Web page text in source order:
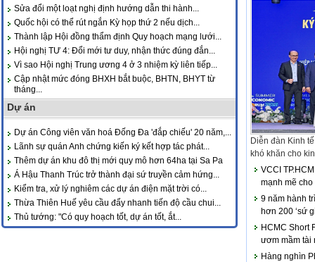
Sửa đổi một loạt nghị định hướng dẫn thi hành...
Quốc hội có thể rút ngắn Kỳ họp thứ 2 nếu dịch...
Thành lập Hội đồng thẩm định Quy hoạch mạng lưới...
Hội nghị TƯ 4: Đổi mới tư duy, nhận thức đúng đắn...
Vì sao Hội nghị Trung ương 4 ở 3 nhiệm kỳ liên tiếp...
Cập nhật mức đóng BHXH bắt buộc, BHTN, BHYT từ
tháng...
Dự án
Dự án Công viên văn hoá Đống Đa 'đắp chiếu' 20 năm,...
Lãnh sự quán Anh chứng kiến ký kết hợp tác phát...
Thêm dự án khu đô thị mới quy mô hơn 64ha tại Sa Pa
Á Hậu Thanh Trúc trở thành đại sứ truyền cảm hứng...
Kiểm tra, xử lý nghiêm các dự án điện mặt trời có...
Thừa Thiên Huế yêu cầu đẩy nhanh tiến độ cầu chui...
Thủ tướng: "Có quy hoạch tốt, dự án tốt, ắt...
Diễn đàn Kinh
khó khăn cho
VCCI
mạnh mẽ
9 năm hành
hơn 200 ‘sứ
HCMC Short
ươm mầm tài
Hàng nghìn